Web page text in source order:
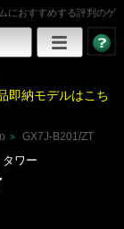
におすすめする評判のゲ
即納モデルはこち
> GX7J-B201/ZT
ワー